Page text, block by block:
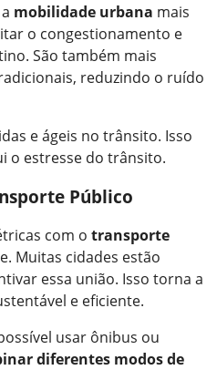
mobilidade urbana mais
o congestionamento e
São também mais
reduzindo o ruído
e ágeis no trânsito. Isso
o estresse do trânsito.
Público
com o transporte
Muitas cidades estão
essa união. Isso torna a
e eficiente.
usar ônibus ou
diferentes modos de